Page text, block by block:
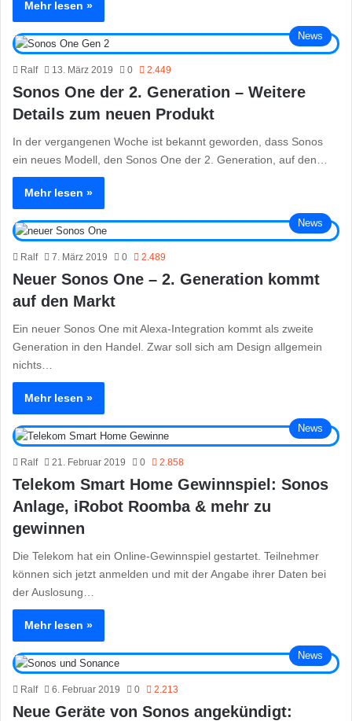
Mehr lesen »
News
Ralf 13. März 2019 0 2.449
Sonos One der 2. Generation – Weitere
Details zum neuen Produkt
In der vergangenen Woche ist bekannt geworden, dass Sonos
ein neues Modell, den Sonos One der 2. Generation, auf den…
Mehr lesen »
News
Ralf 7. März 2019 0 2.489
Neuer Sonos One – 2. Generation kommt
auf den Markt
Ein neuer Sonos One mit Alexa-Integration kommt als zweite
Generation in den Handel. Zwar soll sich am Design allgemein
nichts…
Mehr lesen »
News
Ralf 21. Februar 2019 0 2.858
Telekom Smart Home Gewinnspiel: Sonos
Anlage, iRobot Roomba & mehr zu
gewinnen
Die Telekom hat ein Online-Gewinnspiel gestartet. Teilnehmer
können sich jetzt anmelden und mit der Angabe ihrer Daten bei
der Auslosung…
Mehr lesen »
News
Ralf 6. Februar 2019 0 2.213
Neue Geräte von Sonos angekündigt: